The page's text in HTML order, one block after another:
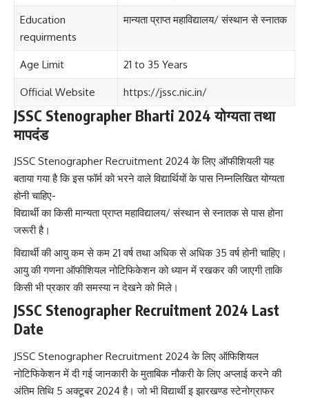
Education
requirments
मान्यता प्राप्त महाविद्यालय/ संस्थान से स्नातक
Age Limit 21 to 35 Years
Official Website https://jssc.nic.in/
JSSC Stenographer Bharti 2024 योग्यता तथा
मापदंड
JSSC Stenographer Recruitment 2024 के लिए ऑफीशियली यह
बताया गया है कि इस फॉर्म को भरने वाले विद्यार्थियों के पास निम्नलिखित योग्यता
होनी चाहिए-
विद्यार्थी का किसी मान्यता प्राप्त महाविद्यालय/ संस्थान से स्नातक से पास होना
जरूरी है।
विद्यार्थी की आयु कम से कम 21 वर्ष तथा अधिक से अधिक 35 वर्ष होनी चाहिए।
आयु की गणना ऑफीशियल नोटिफिकेशन को ध्यान में रखकर की जाएगी ताकि
किसी भी प्रकार की समस्या न देखने को मिले।
JSSC Stenographer Recruitment 2024 Last
Date
JSSC Stenographer Recruitment 2024 के लिए ऑफिशियल
नोटिफिकेशन में दी गई जानकारी के मुताबिक नौकरी के लिए अप्लाई करने की
अंतिम तिथि 5 अक्टूबर 2024 है। जो भी विद्यार्थी इ झारखण्ड स्टेनोग्राफर